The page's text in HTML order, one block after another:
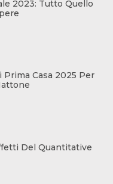
2023: Tutto Quello
Prima Casa 2025 Per
Del Quantitative